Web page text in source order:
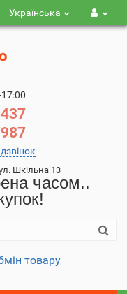
Українська
Шкільна 13
часом..
товару